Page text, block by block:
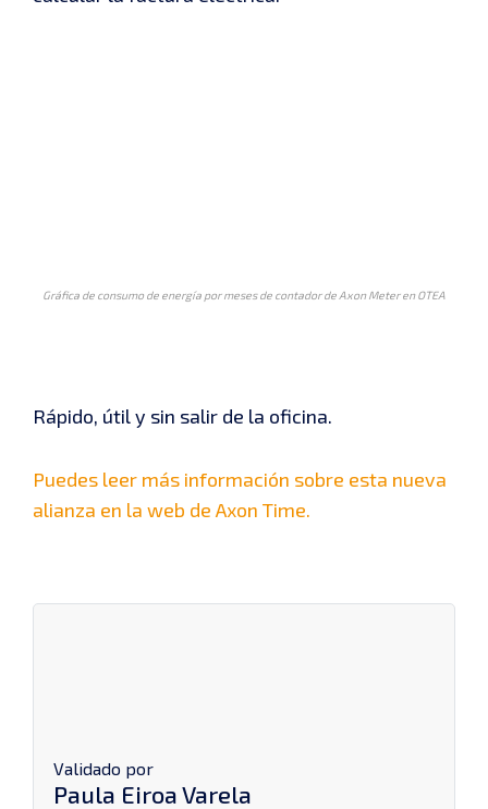
Gráfica de consumo de energía por meses de contador de Axon Meter en OTEA
Rápido, útil y sin salir de la oficina.
Puedes leer más información sobre esta nueva
alianza en la web de Axon Time.
Validado por
Paula Eiroa Varela